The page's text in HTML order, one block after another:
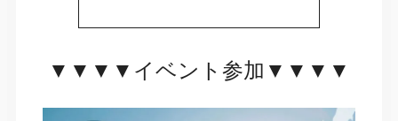
▼▼▼▼イベント参加▼▼▼▼